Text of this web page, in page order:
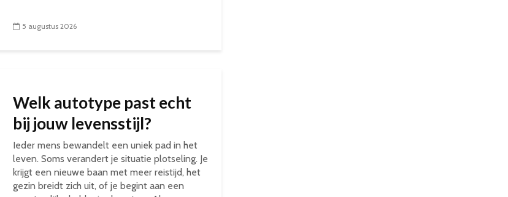
5 augustus 2026
Welk autotype past echt
bij jouw levensstijl?
Ieder mens bewandelt een uniek pad in het
leven. Soms verandert je situatie plotseling. Je
krijgt een nieuwe baan met meer reistijd, het
gezin breidt zich uit, of je begint aan een